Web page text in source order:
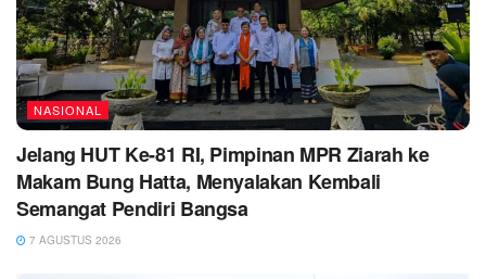
NASIONAL
Jelang HUT Ke-81 RI, Pimpinan MPR Ziarah ke
Makam Bung Hatta, Menyalakan Kembali
Semangat Pendiri Bangsa
7 AGUSTUS 2026